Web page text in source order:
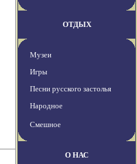
ОТДЫХ
Музеи
Игры
Песни русского застолья
Народное
Смешное
О НАС